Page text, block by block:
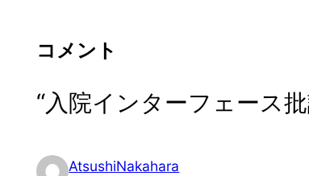
コメント
“入院インターフェース
AtsushiNakahara